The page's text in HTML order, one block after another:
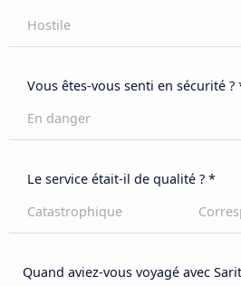
Hostile
Vous êtes-vous senti en sécurité ?
En danger
Le service était-il de qualité ? *
Catastrophique
Quand aviez-vous voyagé avec